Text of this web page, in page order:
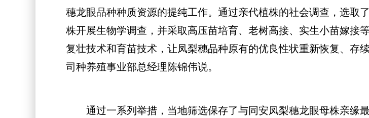
穗龙眼品种种质资源的提纯工作。通过亲代植株的社会调查，选取
株开展生物学调查，并采取高压苗培育、老树高接、实生小苗嫁接
复壮技术和育苗技术，让凤梨穗品种原有的优良性状重新恢复、存
司种养殖事业部总经理陈锦伟说。
通过一系列举措，当地筛选保存了与同安凤梨穗龙眼母株亲缘